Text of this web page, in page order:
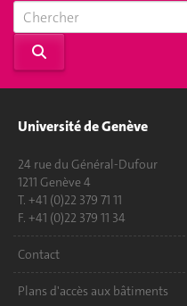
Université de Genève
24 rue du Général-Dufour
1211 Genève 4
T. +41 (0)22 379 71 11
F. +41 (0)22 379 11 34
Contact
Plans d'accès aux bâtiments